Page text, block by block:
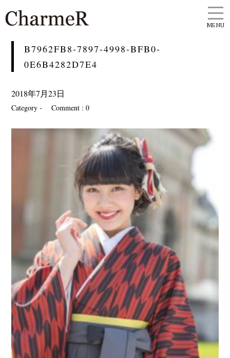
MENU
B7962FB8-7897-4998-BFB0-
0E6B4282D7E4
2018年7月23日
Category - Comment : 0